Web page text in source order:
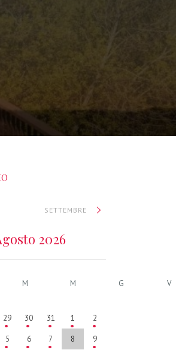
2026
SETTEMBRE
M M G V
29 30 31 1 2
5 6 7 8 9